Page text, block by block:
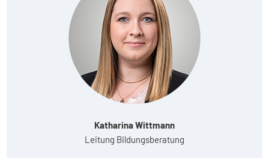
Katharina Wittmann
Leitung Bildungsberatung